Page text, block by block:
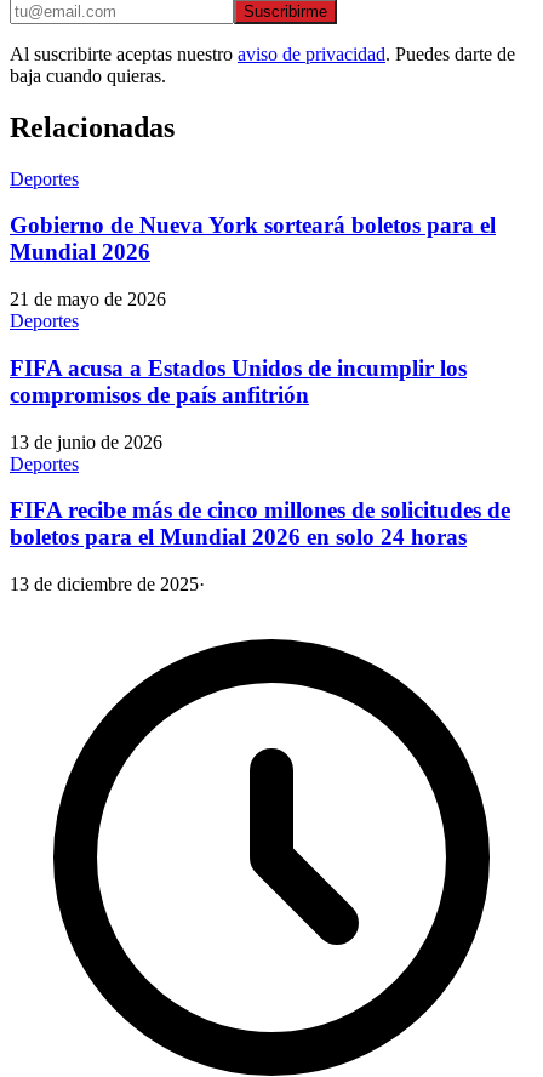
Suscribirme
Al suscribirte aceptas nuestro aviso de privacidad. Puedes darte de
baja cuando quieras.
Relacionadas
Deportes
Gobierno de Nueva York sorteará boletos para el
Mundial 2026
21 de mayo de 2026
Deportes
FIFA acusa a Estados Unidos de incumplir los
compromisos de país anfitrión
13 de junio de 2026
Deportes
FIFA recibe más de cinco millones de solicitudes de
boletos para el Mundial 2026 en solo 24 horas
13 de diciembre de 2025·